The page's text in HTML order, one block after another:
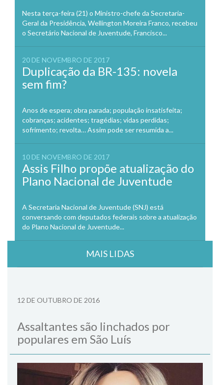
Nesta terça-feira (21) o Ministro-chefe da Secretaria-
Geral da Presidência, Wellington Moreira Franco, recebeu
o Secretário Nacional de Juventude, Francisco...
20 DE NOVEMBRO DE 2017
Duplicação da BR-135: novela
sem fim?
Anos de espera; obra parada; população insatisfeita;
cobranças; acidentes; tragédias; vidas perdidas;
sofrimento; revolta… Assim pode ser resumida a...
10 DE NOVEMBRO DE 2017
Assis Filho propõe atualização do
Plano Nacional de Juventude
A Secretaria Nacional de Juventude (SNJ) está
conversando com deputados federais sobre a atualização
do Plano Nacional de Juventude...
MAIS LIDAS
12 DE OUTUBRO DE 2016
Assaltantes são linchados por
populares em São Luís